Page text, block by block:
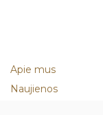
Apie mus
Naujienos